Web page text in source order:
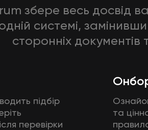
збере весь досвід
системі,
сторонніх документів
підбір
перевірки
та